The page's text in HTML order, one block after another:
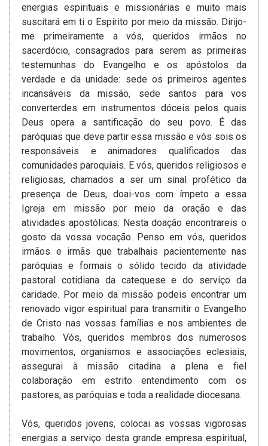
energias espirituais e missionárias e muito mais
suscitará em ti o Espírito por meio da missão. Dirijo-
me primeiramente a vós, queridos irmãos no
sacerdócio, consagrados para serem as primeiras
testemunhas do Evangelho e os apóstolos da
verdade e da unidade: sede os primeiros agentes
incansáveis da missão, sede santos para vos
converterdes em instrumentos dóceis pelos quais
Deus opera a santificação do seu povo. É das
paróquias que deve partir essa missão e vós sois os
responsáveis e animadores qualificados das
comunidades paroquiais. E vós, queridos religiosos e
religiosas, chamados a ser um sinal profético da
presença de Deus, doai-vos com ímpeto a essa
Igreja em missão por meio da oração e das
atividades apostólicas. Nesta doação encontrareis o
gosto da vossa vocação. Penso em vós, queridos
irmãos e irmãs que trabalhais pacientemente nas
paróquias e formais o sólido tecido da atividade
pastoral cotidiana da catequese e do serviço da
caridade. Por meio da missão podeis encontrar um
renovado vigor espiritual para transmitir o Evangelho
de Cristo nas vossas famílias e nos ambientes de
trabalho. Vós, queridos membros dos numerosos
movimentos, organismos e associações eclesiais,
assegurai à missão citadina a plena e fiel
colaboração em estrito entendimento com os
pastores, as paróquias e toda a realidade diocesana.
Vós, queridos jovens, colocai as vossas vigorosas
energias a serviço desta grande empresa espiritual,